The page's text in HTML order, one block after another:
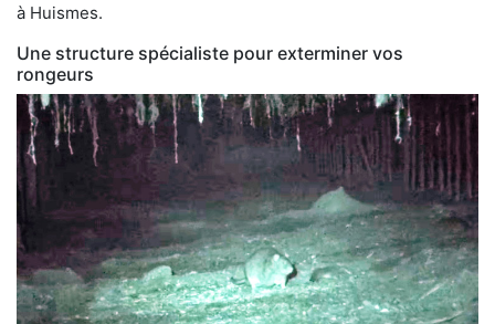
à Huismes.
Une structure spécialiste pour exterminer vos
rongeurs